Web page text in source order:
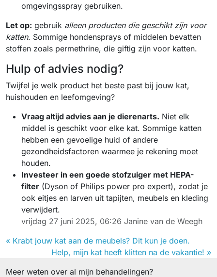
omgevingsspray gebruiken.
Let op: gebruik alleen producten die geschikt zijn voor
katten. Sommige hondensprays of middelen bevatten
stoffen zoals permethrine, die giftig zijn voor katten.
Hulp of advies nodig?
Twijfel je welk product het beste past bij jouw kat,
huishouden en leefomgeving?
Vraag altijd advies aan je dierenarts. Niet elk
middel is geschikt voor elke kat. Sommige katten
hebben een gevoelige huid of andere
gezondheidsfactoren waarmee je rekening moet
houden.
Investeer in een goede stofzuiger met HEPA-
filter (Dyson of Philips power pro expert), zodat je
ook eitjes en larven uit tapijten, meubels en kleding
verwijdert.
vrijdag 27 juni 2025, 06:26 Janine van de Weegh
« Krabt jouw kat aan de meubels? Dit kun je doen.
Help, mijn kat heeft klitten na de vakantie! »
Meer weten over al mijn behandelingen?